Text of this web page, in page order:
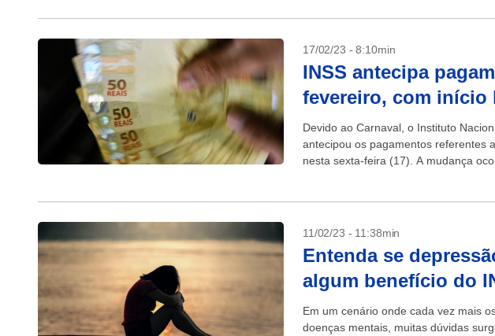
17/02/23 - 8:10min
INSS antecipa
fevereiro, com início
Devido ao Carnaval, o Instituto
antecipou os pagamentos referentes
nesta sexta-feira (17). A mudança
11/02/23 - 11:38min
Entenda se
algum benefício do
Em um cenário onde cada vez mais
doenças mentais, muitas dúvidas